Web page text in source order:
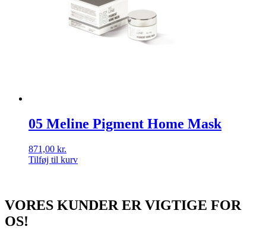
05 Meline Pigment Home Mask
871,00 kr.
Tilføj til kurv
VORES KUNDER ER VIGTIGE FOR
OS!